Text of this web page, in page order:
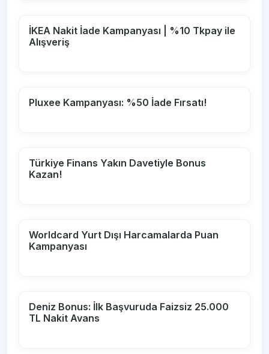
İKEA Nakit İade Kampanyası | %10 Tkpay ile
Alışveriş
Pluxee Kampanyası: %50 İade Fırsatı!
Türkiye Finans Yakın Davetiyle Bonus
Kazan!
Worldcard Yurt Dışı Harcamalarda Puan
Kampanyası
Deniz Bonus: İlk Başvuruda Faizsiz 25.000
TL Nakit Avans